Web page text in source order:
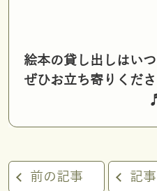
絵本の貸し出しはい
ぜひお立ち寄りくだ
前の記事 記